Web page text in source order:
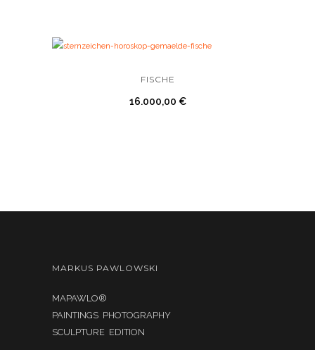
FISCHE
16.000,00 €
MARKUS PAWLOWSKI
MAPAWLO®
PAINTINGS PHOTOGRAPHY
SCULPTURE EDITION